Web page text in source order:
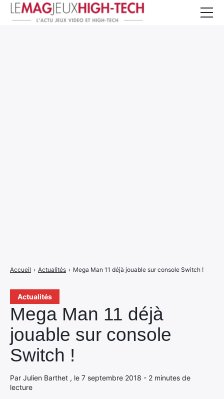
Actualités
Mega Man 11 déjà
jouable sur console
Switch !
Par Julien Barthet , le 7 septembre 2018 - 2 minutes de
lecture
Accueil › Actualités › Mega Man 11 déjà jouable sur console Switch !